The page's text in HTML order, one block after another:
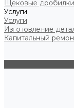
Щековые дробилки
Услуги
Услуги
Изготовление
Капитальный